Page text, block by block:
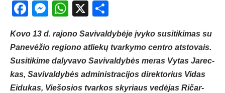
Facebook
Messenger
WhatsApp
X
Ko­vo 13 d. ra­jo­no Sa­vi­val­dy­bė­je įvy­ko su­si­ti­ki­mas su
Pa­ne­vė­žio re­gio­no at­lie­kų tvar­ky­mo cent­ro at­sto­vais.
Su­si­ti­ki­me da­ly­va­vo Sa­vi­val­dy­bės me­ras Vy­tas Ja­rec­
kas, Sa­vi­val­dy­bės ad­mi­nist­ra­ci­jos di­rek­to­rius Vi­das
Ei­du­kas, Vie­šo­sios tvar­kos sky­riaus ve­dė­jas Ri­čar­